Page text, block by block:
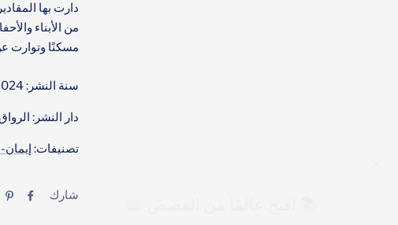
دارت بها
من الأبناء
مسكنًا وتوارت
سنة النشر: 2024
دار النشر:
تصنيفات:
شارك